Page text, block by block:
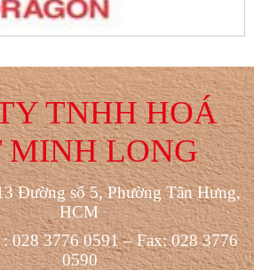
TNHH HOÁ
MINH LONG
Đường số 5, Phường Tân Hưng,
HCM
028 3776 0591 – Fax: 028 3776
0590